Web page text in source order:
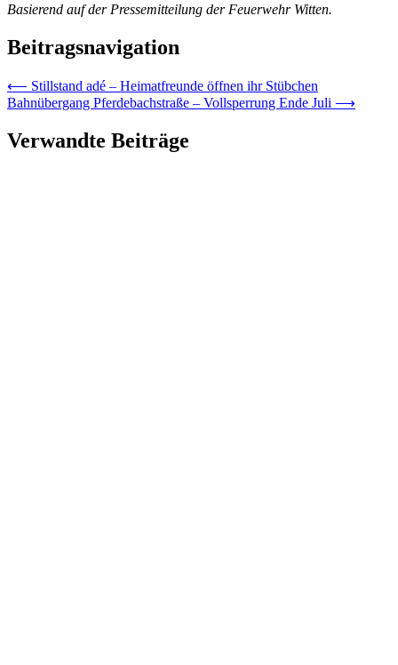
Basierend auf der Pressemitteilung der Feuerwehr Witten.
Beitragsnavigation
⟵ Stillstand adé – Heimatfreunde öffnen ihr Stübchen
Bahnübergang Pferdebachstraße – Vollsperrung Ende Juli ⟶
Verwandte Beiträge